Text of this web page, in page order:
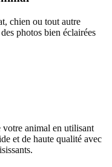
chien ou tout autre
photos bien éclairées
animal en utilisant
et de haute qualité avec